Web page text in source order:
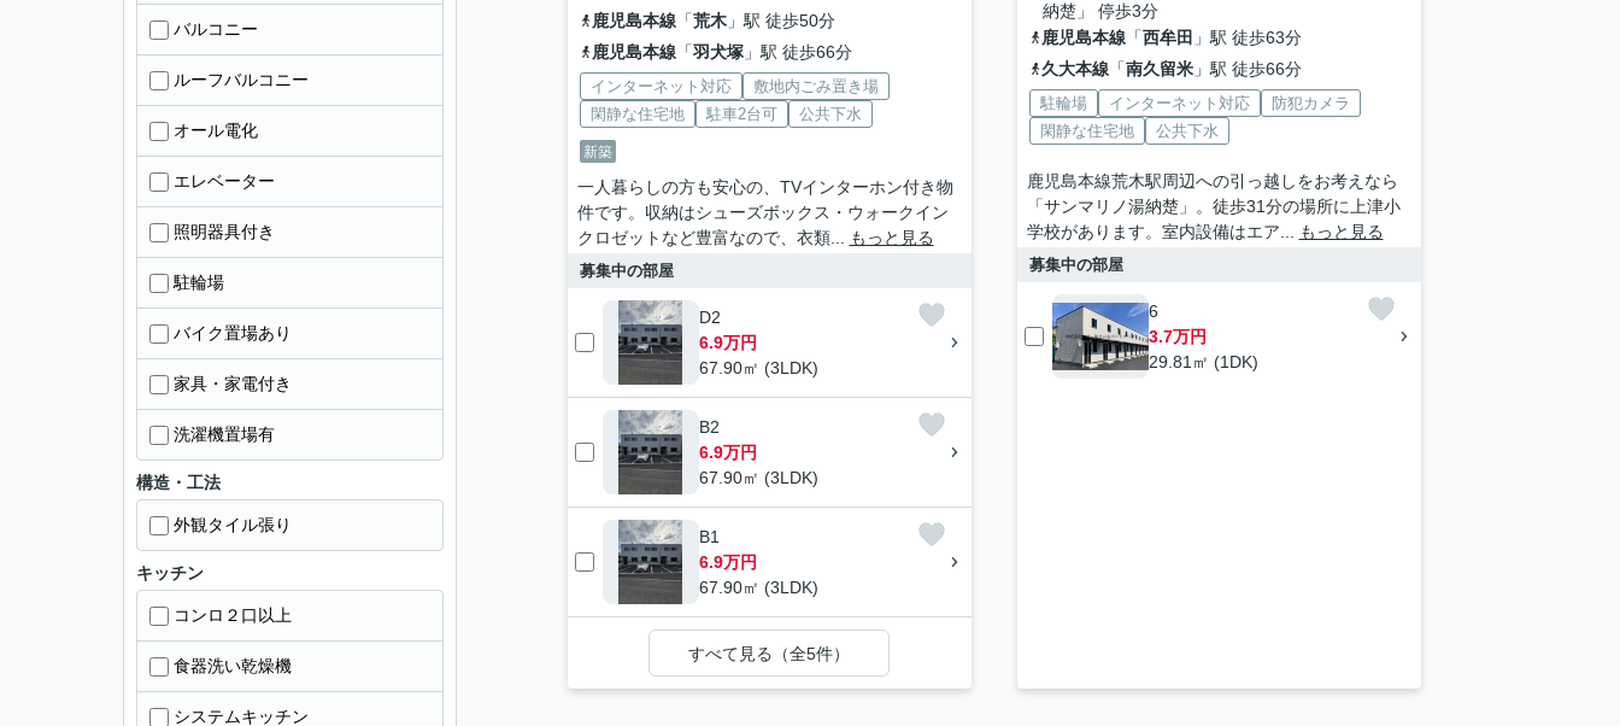
鹿児島本線「荒木」駅 徒歩50分
鹿児島本線「羽犬塚」駅 徒歩66分
インターネット対応
敷地内ごみ置き場
閑静な住宅地
駐車2台可 公共下水
新築
一人暮らしの方も安心の、TVインターホン付き物
件です。収納はシューズボックス・ウォークイン
クロゼットなど豊富なので、衣類...
もっと見る
募集中の部屋
D2
6.9万円
67.90㎡ (3LDK)
B2
6.9万円
67.90㎡ (3LDK)
B1
6.9万円
67.90㎡ (3LDK)
すべて見る（全5件）
納楚」 停歩3分
鹿児島本線「西牟田 」駅 徒歩63分
久大本線「南久留米」駅 徒歩66分
駐輪場 インターネット対応
防犯カメラ
閑静な住宅地
公共下水
鹿児島本線荒木駅周辺への引っ越しをお考えなら
「サンマリノ湯納楚」。徒歩31分の場所に上津小
学校があります。室内設備はエア...
もっと見る
募集中の部屋
6
3.7万円
29.81㎡ (1DK)
バルコニー
ルーフバルコニー
オール電化
エレベーター
照明器具付き
駐輪場
バイク置場あり
家具・家電付き
洗濯機置場有
構造・工法
外観タイル張り
キッチン
コンロ２口以上
食器洗い乾燥機
システムキッチン